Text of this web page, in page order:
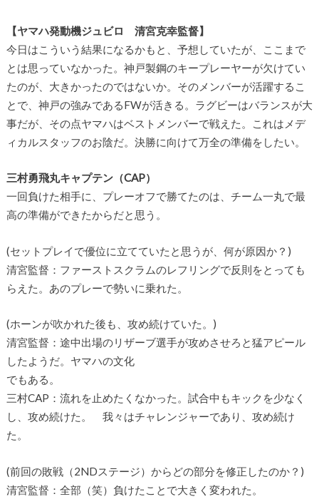
【ヤマハ発動機ジュビロ 清宮克幸監督】
今日はこういう結果になるかもと、予想していたが、ここまで
とは思っていなかった。神戸製鋼のキープレーヤーが欠けてい
たのが、大きかったのではないか。そのメンバーが活躍するこ
とで、神戸の強みであるFWが活きる。ラグビーはバランスが大
事だが、その点ヤマハはベストメンバーで戦えた。これはメデ
ィカルスタッフのお陰だ。決勝に向けて万全の準備をしたい。
三村勇飛丸キャプテン（CAP）
一回負けた相手に、プレーオフで勝てたのは、チーム一丸で最
高の準備ができたからだと思う。
(セットプレイで優位に立てていたと思うが、何が原因か？)
清宮監督：ファーストスクラムのレフリングで反則をとっても
らえた。あのプレーで勢いに乗れた。
(ホーンが吹かれた後も、攻め続けていた。)
清宮監督：途中出場のリザーブ選手が攻めさせろと猛アピール
したようだ。ヤマハの文化
でもある。
三村CAP：流れを止めたくなかった。試合中もキックを少なく
し、攻め続けた。 我々はチャレンジャーであり、攻め続け
た。
(前回の敗戦（2NDステージ）からどの部分を修正したのか？)
清宮監督：全部（笑）負けたことで大きく変われた。